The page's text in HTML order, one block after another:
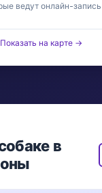
ведут онлайн-запись
Показать на карте →
в